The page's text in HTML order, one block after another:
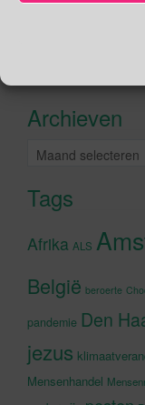
Recente
Archieven
Archieven
Tags
Afrika ALS
België beroerte
pandemie Den
jezus
Mensenhandel